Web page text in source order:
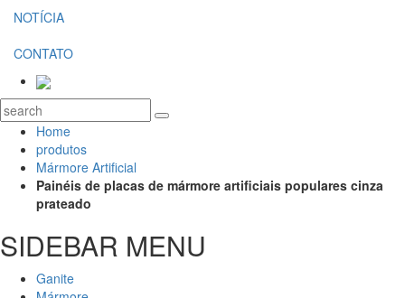
NOTÍCIA
CONTATO
Home
produtos
Mármore Artificial
Painéis de placas de mármore artificiais populares cinza
prateado
SIDEBAR MENU
Ganite